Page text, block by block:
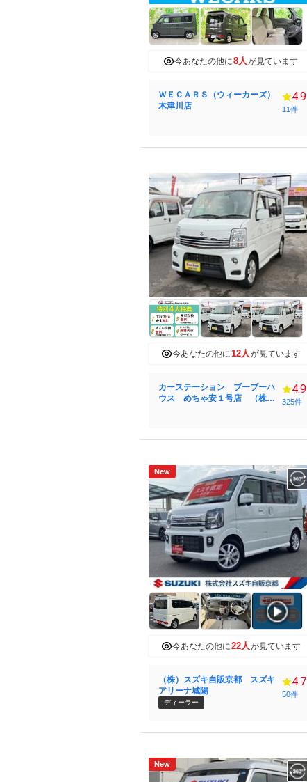
今あなたの他に8人が見ています
ＷＥＣＡＲＳ（ウィーカーズ）
木津川店
4.9
11件
今あなたの他に12人が見ています
カーステーション ブーブーハ
ウス めちゃ安１号店 （株）
4.9
325件
New
今あなたの他に22人が見ています
（株）スズキ自販京都 スズキ
アリーナ城陽
ディーラー
4.7
50件
New